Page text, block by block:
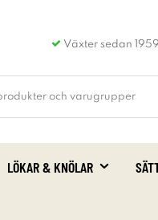
Växter sedan 1959
LÖKAR & KNÖLAR